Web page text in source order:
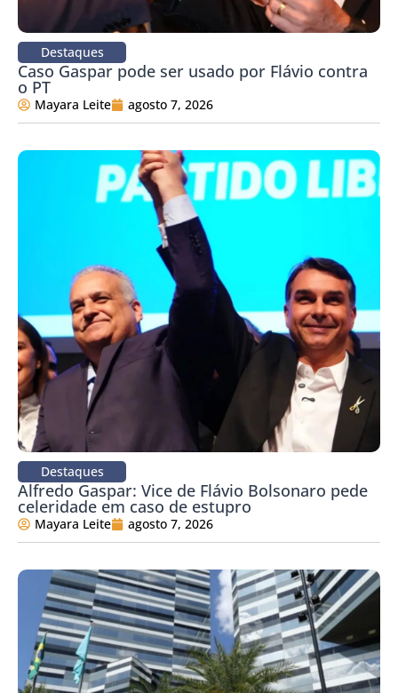
Destaques
Caso Gaspar pode ser usado por Flávio contra
o PT
Mayara Leite agosto 7, 2026
Destaques
Alfredo Gaspar: Vice de Flávio Bolsonaro pede
celeridade em caso de estupro
Mayara Leite agosto 7, 2026